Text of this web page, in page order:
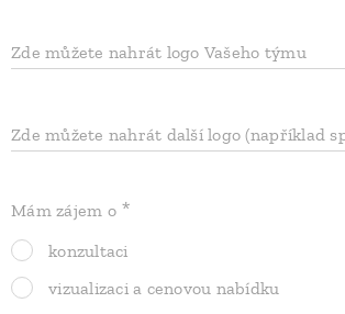
Zde můžete nahrát logo Vašeho týmu
Zde můžete nahrát další logo (například
Mám zájem o
konzultaci
vizualizaci a cenovou nabídku